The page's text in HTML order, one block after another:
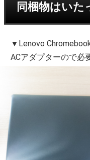
同梱物はいた
▼Lenovo
ACアダプターので必